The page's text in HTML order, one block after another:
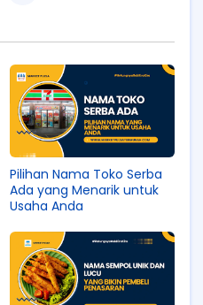
Pilihan Nama Toko Serba
Ada yang Menarik untuk
Usaha Anda